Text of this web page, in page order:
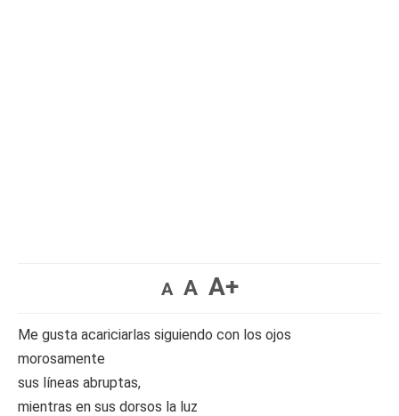
A A A+
Me gusta acariciarlas siguiendo con los ojos
morosamente
sus líneas abruptas,
mientras en sus dorsos la luz